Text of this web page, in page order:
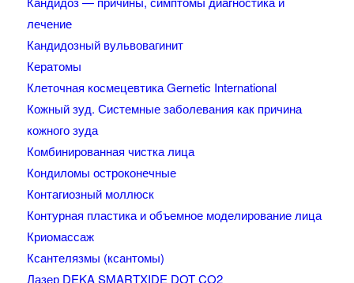
лечение
Кандидозный вульвовагинит
Кератомы
Клеточная космецевтика Gernetic International
Кожный зуд. Системные заболевания как причина
кожного зуда
Комбинированная чистка лица
Кондиломы остроконечные
Контагиозный моллюск
Контурная пластика и объемное моделирование лица
Криомассаж
Ксантелязмы (ксантомы)
Лазер DEKA SMARTXIDE DOT CO2